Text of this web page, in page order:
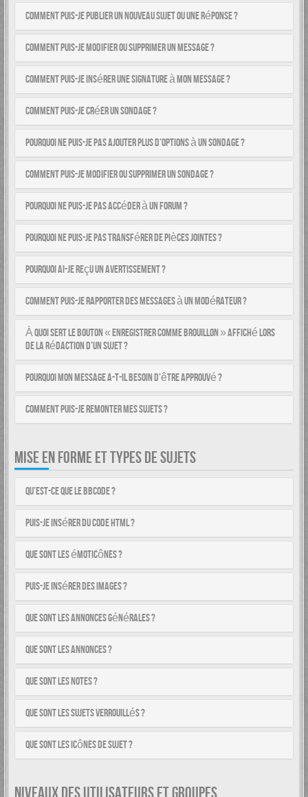
Comment puis-je publier un nouveau sujet ou une réponse ?
Comment puis-je modifier ou supprimer un message ?
Comment puis-je insérer une signature à mon message ?
Comment puis-je créer un sondage ?
Pourquoi ne puis-je pas ajouter plus d’options à un sondage ?
Comment puis-je modifier ou supprimer un sondage ?
Pourquoi ne puis-je pas accéder à un forum ?
Pourquoi ne puis-je pas transférer de pièces jointes ?
Pourquoi ai-je reçu un avertissement ?
Comment puis-je rapporter des messages à un modérateur ?
À quoi sert le bouton « Enregistrer comme brouillon » affiché lors
de la rédaction d’un sujet ?
Pourquoi mon message a-t-il besoin d’être approuvé ?
Comment puis-je remonter mes sujets ?
MISE EN FORME ET TYPES DE SUJETS
Qu’est-ce que le BBCode ?
Puis-je insérer du code HTML ?
Que sont les émoticônes ?
Puis-je insérer des images ?
Que sont les annonces générales ?
Que sont les annonces ?
Que sont les notes ?
Que sont les sujets verrouillés ?
Que sont les icônes de sujet ?